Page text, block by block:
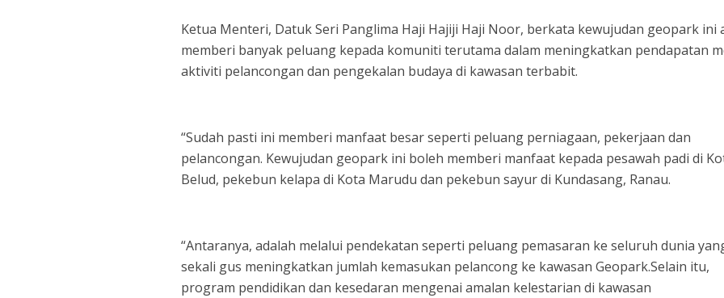
Ketua Menteri, Datuk Seri Panglima Haji Hajiji Haji Noor, berkata kewujudan geopark ini
memberi banyak peluang kepada komuniti terutama dalam meningkatkan pendapatan
aktiviti pelancongan dan pengekalan budaya di kawasan terbabit.
“Sudah pasti ini memberi manfaat besar seperti peluang perniagaan, pekerjaan dan
pelancongan. Kewujudan geopark ini boleh memberi manfaat kepada pesawah padi di
Belud, pekebun kelapa di Kota Marudu dan pekebun sayur di Kundasang, Ranau.
“Antaranya, adalah melalui pendekatan seperti peluang pemasaran ke seluruh dunia
sekali gus meningkatkan jumlah kemasukan pelancong ke kawasan Geopark.Selain itu,
program pendidikan dan kesedaran mengenai amalan kelestarian di kawasan